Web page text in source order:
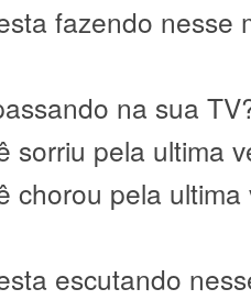
fazendo nesse
na sua
sorriu pela ultima
chorou pela ultima
escutando